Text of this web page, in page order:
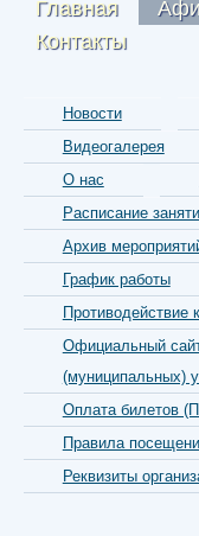
Главная
Контакты
Новости
Видеогалерея
О нас
Расписание
Архив
График работы
Противодействие
Официальный
(муниципальных)
Оплата билетов
Правила
Реквизиты